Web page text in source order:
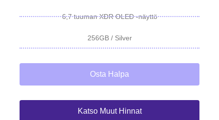
6,7 tuuman XDR OLED -näyttö
256GB / Silver
Osta Halpa
Katso Muut Hinnat